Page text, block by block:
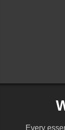
Every